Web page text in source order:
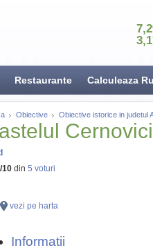
Restaurante Calculeaza
Obiective Obiective istorice in judetul
Cernovici
/10 din 5 voturi
vezi pe harta
Informatii